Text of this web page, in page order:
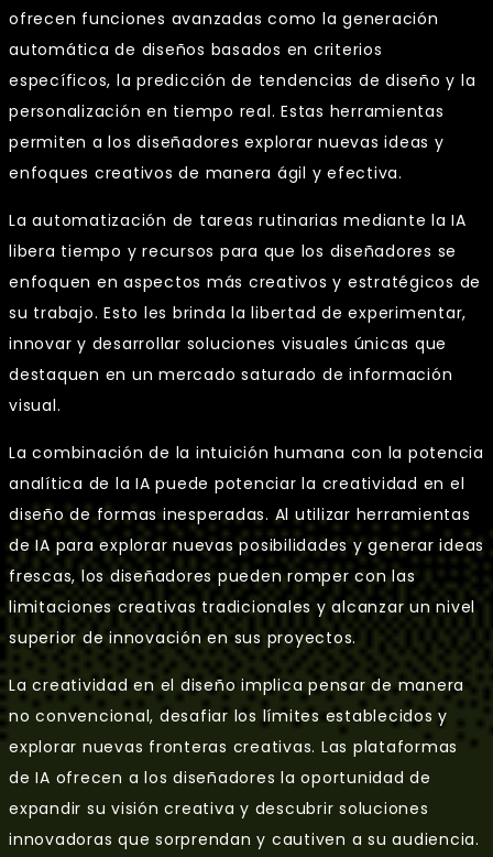
ofrecen funciones avanzadas como la generación
automática de diseños basados en criterios
específicos, la predicción de tendencias de diseño y la
personalización en tiempo real. Estas herramientas
permiten a los diseñadores explorar nuevas ideas y
enfoques creativos de manera ágil y efectiva.
La automatización de tareas rutinarias mediante la IA
libera tiempo y recursos para que los diseñadores se
enfoquen en aspectos más creativos y estratégicos de
su trabajo. Esto les brinda la libertad de experimentar,
innovar y desarrollar soluciones visuales únicas que
destaquen en un mercado saturado de información
visual.
La combinación de la intuición humana con la potencia
analítica de la IA puede potenciar la creatividad en el
diseño de formas inesperadas. Al utilizar herramientas
de IA para explorar nuevas posibilidades y generar ideas
frescas, los diseñadores pueden romper con las
limitaciones creativas tradicionales y alcanzar un nivel
superior de innovación en sus proyectos.
La creatividad en el diseño implica pensar de manera
no convencional, desafiar los límites establecidos y
explorar nuevas fronteras creativas. Las plataformas
de IA ofrecen a los diseñadores la oportunidad de
expandir su visión creativa y descubrir soluciones
innovadoras que sorprendan y cautiven a su audiencia.